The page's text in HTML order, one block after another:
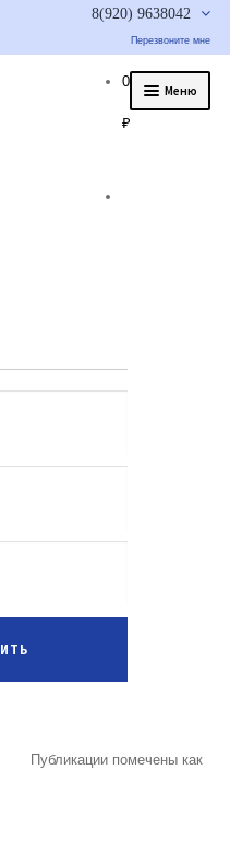
8(920) 9638042
Перезвоните мне
Меню
0
₽
Публикации помечены как